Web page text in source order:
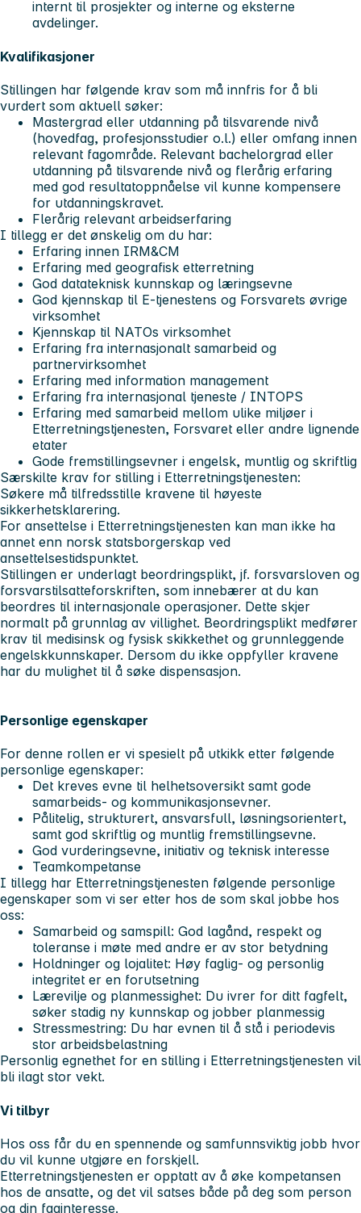
internt til prosjekter og interne og eksterne
avdelinger.
Kvalifikasjoner
Stillingen har følgende krav som må innfris for å bli
vurdert som aktuell søker:
Mastergrad eller utdanning på tilsvarende nivå
(hovedfag, profesjonsstudier o.l.) eller omfang innen
relevant fagområde. Relevant bachelorgrad eller
utdanning på tilsvarende nivå og flerårig erfaring
med god resultatoppnåelse vil kunne kompensere
for utdanningskravet.
Flerårig relevant arbeidserfaring
I tillegg er det ønskelig om du har:
Erfaring innen IRM&CM
Erfaring med geografisk etterretning
God datateknisk kunnskap og læringsevne
God kjennskap til E-tjenestens og Forsvarets øvrige
virksomhet
Kjennskap til NATOs virksomhet
Erfaring fra internasjonalt samarbeid og
partnervirksomhet
Erfaring med information management
Erfaring fra internasjonal tjeneste / INTOPS
Erfaring med samarbeid mellom ulike miljøer i
Etterretningstjenesten, Forsvaret eller andre lignende
etater
Gode fremstillingsevner i engelsk, muntlig og skriftlig
Særskilte krav for stilling i Etterretningstjenesten:
Søkere må tilfredsstille kravene til høyeste
sikkerhetsklarering.
For ansettelse i Etterretningstjenesten kan man ikke ha
annet enn norsk statsborgerskap ved
ansettelsestidspunktet.
Stillingen er underlagt beordringsplikt, jf. forsvarsloven og
forsvarstilsatteforskriften, som innebærer at du kan
beordres til internasjonale operasjoner. Dette skjer
normalt på grunnlag av villighet. Beordringsplikt medfører
krav til medisinsk og fysisk skikkethet og grunnleggende
engelskkunnskaper. Dersom du ikke oppfyller kravene
har du mulighet til å søke dispensasjon.
Personlige egenskaper
For denne rollen er vi spesielt på utkikk etter følgende
personlige egenskaper:
Det kreves evne til helhetsoversikt samt gode
samarbeids- og kommunikasjonsevner.
Pålitelig, strukturert, ansvarsfull, løsningsorientert,
samt god skriftlig og muntlig fremstillingsevne.
God vurderingsevne, initiativ og teknisk interesse
Teamkompetanse
I tillegg har Etterretningstjenesten følgende personlige
egenskaper som vi ser etter hos de som skal jobbe hos
oss:
Samarbeid og samspill: God lagånd, respekt og
toleranse i møte med andre er av stor betydning
Holdninger og lojalitet: Høy faglig- og personlig
integritet er en forutsetning
Lærevilje og planmessighet: Du ivrer for ditt fagfelt,
søker stadig ny kunnskap og jobber planmessig
Stressmestring: Du har evnen til å stå i periodevis
stor arbeidsbelastning
Personlig egnethet for en stilling i Etterretningstjenesten vil
bli ilagt stor vekt.
Vi tilbyr
Hos oss får du en spennende og samfunnsviktig jobb hvor
du vil kunne utgjøre en forskjell.
Etterretningstjenesten er opptatt av å øke kompetansen
hos de ansatte, og det vil satses både på deg som person
og din faginteresse.